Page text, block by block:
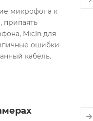
микрофона к
припаять
MicIn для
ошибки
кабель.